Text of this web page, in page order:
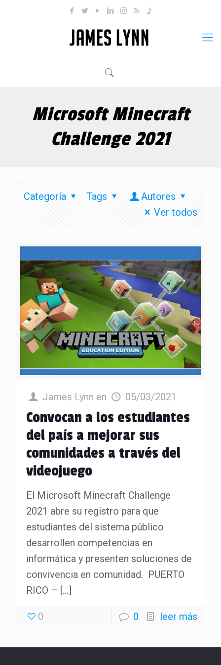
Microsoft Minecraft
Challenge 2021
Categoría Tags
Autores
Ver todos
James Lynn en 05/03/2021
Convocan a los estudiantes
del país a mejorar sus
comunidades a través del
videojuego
El Microsoft Minecraft Challenge
2021 abre su registro para que
estudiantes del sistema público
desarrollen competencias en
informática y presenten soluciones de
convivencia en comunidad. PUERTO
RICO – […]
0 0 leer más